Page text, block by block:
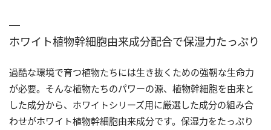
ホワイト植物幹細胞由来成分配合で保湿力たっぷり
過酷な環境で育つ植物たちには生き抜くための強靭な生命力
が必要。そんな植物たちのパワーの源、植物幹細胞を由来と
した成分から、ホワイトシリーズ用に厳選した成分の組み合
わせがホワイト植物幹細胞由来成分です。保湿力をたっぷり